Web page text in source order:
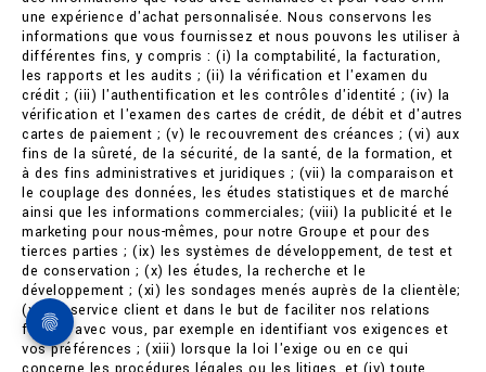
une expérience d'achat personnalisée. Nous conservons les
informations que vous fournissez et nous pouvons les utiliser à
différentes fins, y compris : (i) la comptabilité, la facturation,
les rapports et les audits ; (ii) la vérification et l'examen du
crédit ; (iii) l'authentification et les contrôles d'identité ; (iv) la
vérification et l'examen des cartes de crédit, de débit et d'autres
cartes de paiement ; (v) le recouvrement des créances ; (vi) aux
fins de la sûreté, de la sécurité, de la santé, de la formation, et
à des fins administratives et juridiques ; (vii) la comparaison et
le couplage des données, les études statistiques et de marché
ainsi que les informations commerciales; (viii) la publicité et le
marketing pour nous-mêmes, pour notre Groupe et pour des
tierces parties ; (ix) les systèmes de développement, de test et
de conservation ; (x) les études, la recherche et le
développement ; (xi) les sondages menés auprès de la clientèle;
(xii) le service client et dans le but de faciliter nos relations
futures avec vous, par exemple en identifiant vos exigences et
vos préférences ; (xiii) lorsque la loi l'exige ou en ce qui